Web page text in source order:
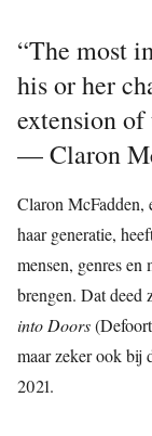
“The most
his or her
extension of
— Claron
Claron McFadden,
haar generatie,
mensen, genres
brengen. Dat deed
into Doors
maar zeker ook bij
2021.